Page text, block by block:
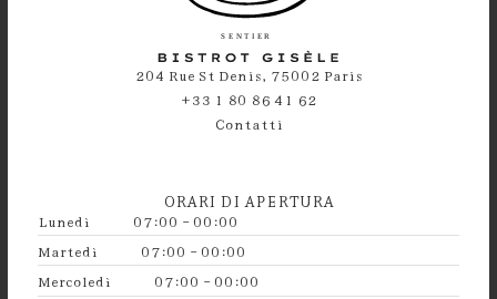
204 Rue St Denis, 75002 Paris
+33 1 80 86 41 62
Contatti
ORARI DI APERTURA
Lunedì
07:00 - 00:00
Martedì
07:00 - 00:00
Mercoledì
07:00 - 00:00